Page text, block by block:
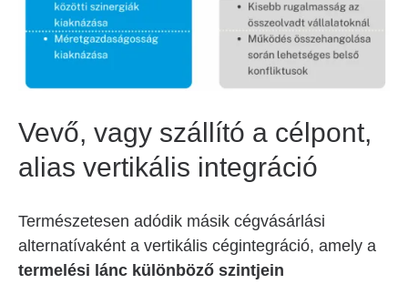
Vevő, vagy szállító a célpont,
alias vertikális integráció
Természetesen adódik másik cégvásárlási
alternatívaként a vertikális cégintegráció, amely a
termelési lánc különböző szintjein